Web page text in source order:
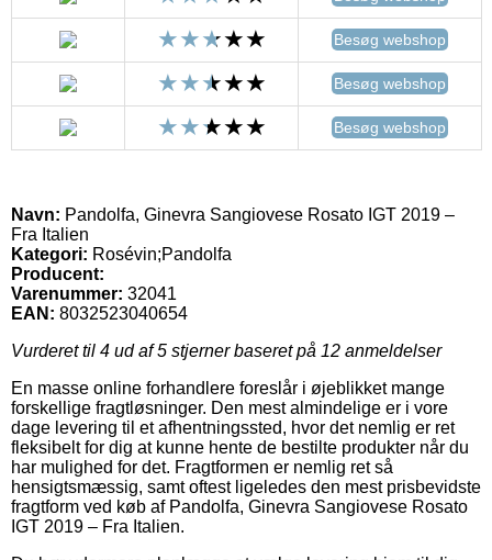
Besøg webshop
Besøg webshop
Besøg webshop
Navn: Pandolfa, Ginevra Sangiovese Rosato IGT 2019 –
Fra Italien
Kategori: Rosévin;Pandolfa
Producent:
Varenummer: 32041
EAN: 8032523040654
Vurderet til 4 ud af 5 stjerner baseret på 12 anmeldelser
En masse online forhandlere foreslår i øjeblikket mange
forskellige fragtløsninger. Den mest almindelige er i vore
dage levering til et afhentningssted, hvor det nemlig er ret
fleksibelt for dig at kunne hente de bestilte produkter når du
har mulighed for det. Fragtformen er nemlig ret så
hensigtsmæssig, samt oftest ligeledes den mest prisbevidste
fragtform ved køb af Pandolfa, Ginevra Sangiovese Rosato
IGT 2019 – Fra Italien.